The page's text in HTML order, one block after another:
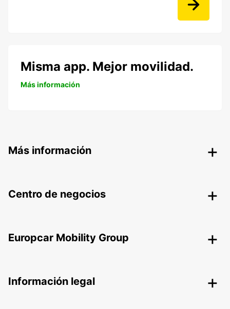
Misma app. Mejor movilidad.
Más información
Más información
Centro de negocios
Europcar Mobility Group
Información legal